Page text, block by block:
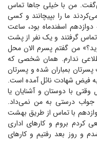
من با خیلی جا‌ها تماس
ما را بپیچانند و کسی
اسفندماه بود، ساعت
گرفتند و یک نفر از پشت
من گفتم پسرم الان محل
ندارم. همان شخصی که
بمباران شده و پسرتان
به فیض شهادت نائل آمده است.
با دوستان و آشنایان یا
درستی به من نمی‌داد.
با تماس از طریق بهشت
کردم بروم و کار‌های اداری
و روز بعد رفتیم و کار‌های